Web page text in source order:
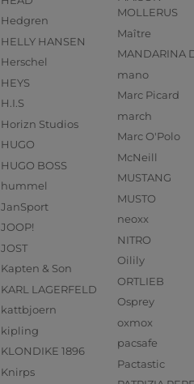
Hedgren
HELLY HANSEN
Herschel
HEYS
H.I.S
Horizn Studios
HUGO
HUGO BOSS
hummel
JanSport
JOOP!
JOST
Kapten & Son
KARL LAGERFELD
kattbjoern
kipling
KLONDIKE 1896
Knirps
MOLLERUS
Maître
MANDARINA
mano
Marc Picard
march
Marc O'Polo
McNeill
MUSTANG
MUSTO
neoxx
NITRO
Oilily
ORTLIEB
Osprey
oxmox
pacsafe
Pactastic